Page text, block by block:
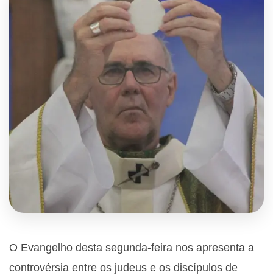
O Evangelho desta segunda-feira nos apresenta a
controvérsia entre os judeus e os discípulos de